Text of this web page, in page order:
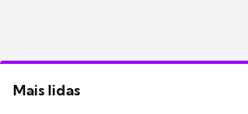
Mais lidas